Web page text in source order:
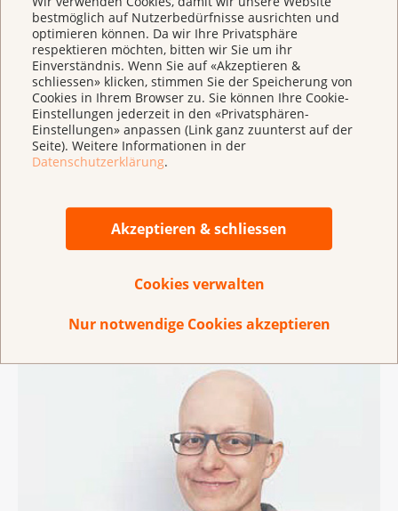
bestmöglich auf Nutzerbedürfnisse ausrichten und
optimieren können. Da wir Ihre Privatsphäre
respektieren möchten, bitten wir Sie um ihr
Einverständnis. Wenn Sie auf «Akzeptieren &
schliessen» klicken, stimmen Sie der Speicherung von
Cookies in Ihrem Browser zu. Sie können Ihre Cookie-
Einstellungen jederzeit in den «Privatsphären-
Einstellungen» anpassen (Link ganz zuunterst auf der
Seite). Weitere Informationen in der
Datenschutzerklärung.
Akzeptieren & schliessen
Cookies verwalten
Nur notwendige Cookies akzeptieren
Erika Gardi
Für weitere Informationen und bei Fragen wenden
Sie sich an:
erika.gardi@krebsliga.ch
Was sagen Mitwirkende über den